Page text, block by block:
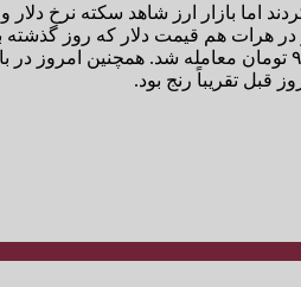
اما بازار ارز شاهد سکته نرخ دلار